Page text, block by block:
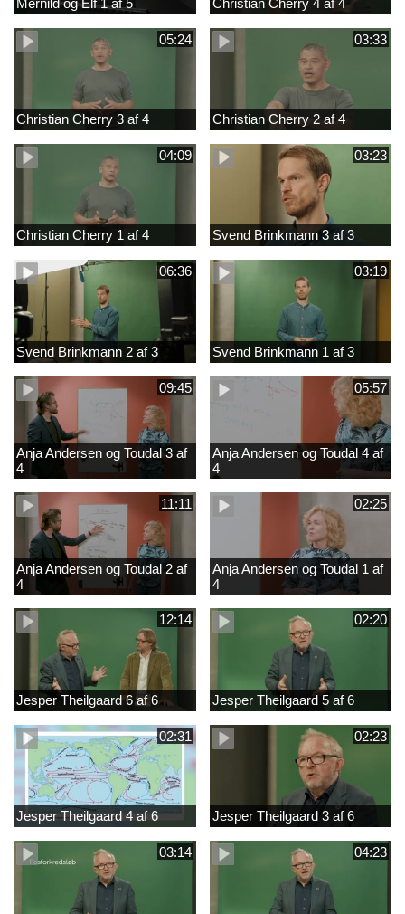
05:24
Christian Cherry 3 af 4
03:33
Christian Cherry 2 af 4
04:09
Christian Cherry 1 af 4
03:23
Svend Brinkmann 3 af 3
06:36
Svend Brinkmann 2 af 3
03:19
Svend Brinkmann 1 af 3
09:45
Anja Andersen og Toudal 3 af
4
05:57
Anja Andersen og Toudal 4 af
4
11:11
Anja Andersen og Toudal 2 af
4
02:25
Anja Andersen og Toudal 1 af
4
12:14
Jesper Theilgaard 6 af 6
02:20
Jesper Theilgaard 5 af 6
02:31
Jesper Theilgaard 4 af 6
02:23
Jesper Theilgaard 3 af 6
03:14 04:23